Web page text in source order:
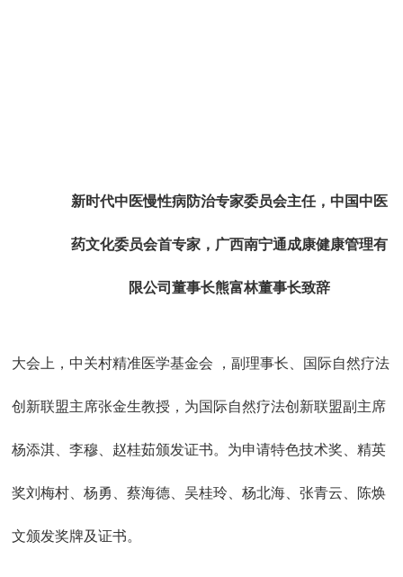
新时代中医慢性病防治专家委员会主任，中国中医
药文化委员会首专家，广西南宁通成康健康管理有
限公司董事长熊富林董事长致辞
大会上，中关村精准医学基金会 ，副理事长、国际自然疗法
创新联盟主席张金生教授，为国际自然疗法创新联盟副主席
杨添淇、李穆、赵桂茹颁发证书。为申请特色技术奖、精英
奖刘梅村、杨勇、蔡海德、吴桂玲、杨北海、张青云、陈焕
文颁发奖牌及证书。